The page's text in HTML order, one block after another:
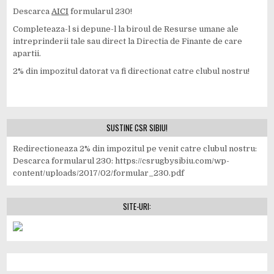
Descarca AICI formularul 230!
Completeaza-l si depune-l la biroul de Resurse umane ale
intreprinderii tale sau direct la Directia de Finante de care
apartii.
2% din impozitul datorat va fi directionat catre clubul nostru!
SUSTINE CSR SIBIU!
Redirectioneaza 2% din impozitul pe venit catre clubul nostru:
Descarca formularul 230: https://csrugbysibiu.com/wp-
content/uploads/2017/02/formular_230.pdf
SITE-URI: